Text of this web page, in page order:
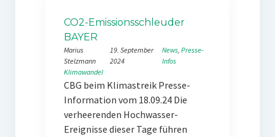
CO2-Emissionsschleuder
BAYER
Marius
Stelzmann
19. September
2024
News, Presse-
Infos
Klimawandel
CBG beim Klimastreik Presse-
Information vom 18.09.24 Die
verheerenden Hochwasser-
Ereignisse dieser Tage führen